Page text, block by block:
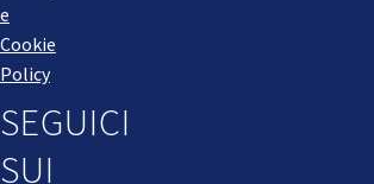
e
Cookie
Policy
SEGUICI
SUI